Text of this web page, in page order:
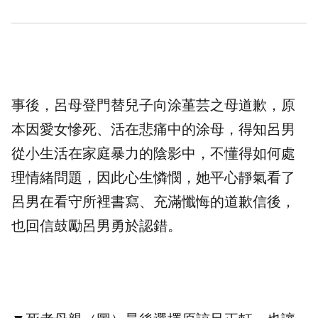
事後，呂母登門替兒子向涂堇芸之母道歉，原
本因愛女慘死、活在悲痛中的涂母，得知呂男
從小生活在家庭暴力的陰影中，不懂得如何處
理情緒問題，因此心生憐憫，她平心靜氣看了
呂男在看守所裡書寫、充滿懺悔的道歉信後，
也回信鼓勵呂男勇於認錯。